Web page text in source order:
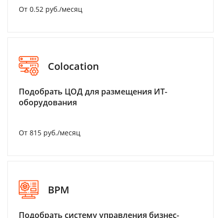
От 0.52 руб./месяц
Colocation
Подобрать ЦОД для размещения ИТ-
оборудования
От 815 руб./месяц
BPM
Подобрать систему управления бизнес-